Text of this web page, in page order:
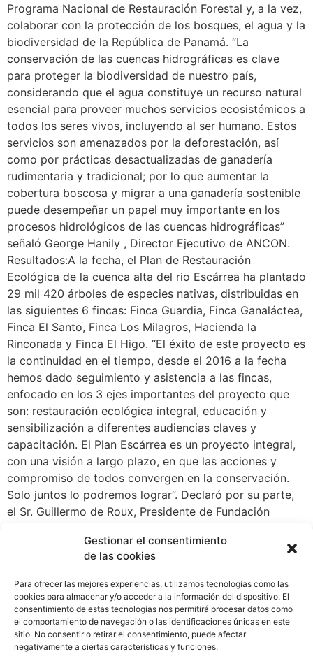
Gestionar el consentimiento
de las cookies
Para ofrecer las mejores experiencias, utilizamos tecnologías como las
cookies para almacenar y/o acceder a la información del dispositivo. El
consentimiento de estas tecnologías nos permitirá procesar datos como
el comportamiento de navegación o las identificaciones únicas en este
sitio. No consentir o retirar el consentimiento, puede afectar
negativamente a ciertas características y funciones.
Programa Nacional de Restauración Forestal y, a la vez,
colaborar con la protección de los bosques, el agua y la
biodiversidad de la República de Panamá. “La
conservación de las cuencas hidrográficas es clave
para proteger la biodiversidad de nuestro país,
considerando que el agua constituye un recurso natural
esencial para proveer muchos servicios ecosistémicos a
todos los seres vivos, incluyendo al ser humano. Estos
servicios son amenazados por la deforestación, así
como por prácticas desactualizadas de ganadería
rudimentaria y tradicional; por lo que aumentar la
cobertura boscosa y migrar a una ganadería sostenible
puede desempeñar un papel muy importante en los
procesos hidrológicos de las cuencas hidrográficas”
señaló George Hanily , Director Ejecutivo de ANCON.
Resultados:A la fecha, el Plan de Restauración
Ecológica de la cuenca alta del rio Escárrea ha plantado
29 mil 420 árboles de especies nativas, distribuidas en
las siguientes 6 fincas: Finca Guardia, Finca Ganaláctea,
Finca El Santo, Finca Los Milagros, Hacienda la
Rinconada y Finca El Higo. “El éxito de este proyecto es
la continuidad en el tiempo, desde el 2016 a la fecha
hemos dado seguimiento y asistencia a las fincas,
enfocado en los 3 ejes importantes del proyecto que
son: restauración ecológica integral, educación y
sensibilización a diferentes audiencias claves y
capacitación. El Plan Escárrea es un proyecto integral,
con una visión a largo plazo, en que las acciones y
compromiso de todos convergen en la conservación.
Solo juntos lo podremos lograr”. Declaró por su parte,
el Sr. Guillermo de Roux, Presidente de Fundación
información geográfica (SIG) de la cuenca del río
Escárrea, identificando a lo largo del río, las áreas
críticas y prioritarias a reforestar. Las más prioritarias
suman 7 hectáreas distribuidas a lo largo de los
nacimientos del río, y otras 101.2 hectáreas
identificadas por el software QGIS, recomendadas a
restaurar a lo largo de la cuenca alta del río. Esto nos